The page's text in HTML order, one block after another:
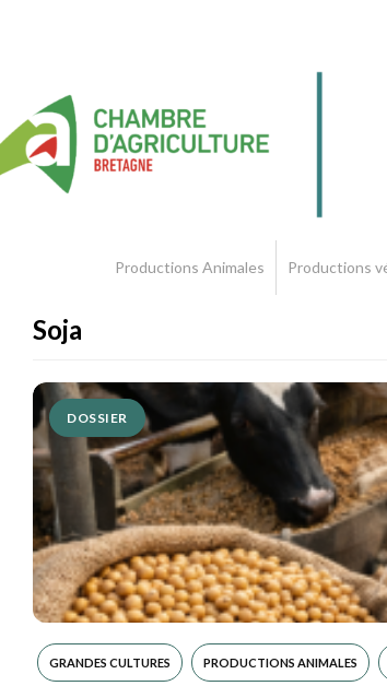
Productions Animales Productions
Soja
DOSSIER
GRANDES CULTURES PRODUCTIONS ANIMALES